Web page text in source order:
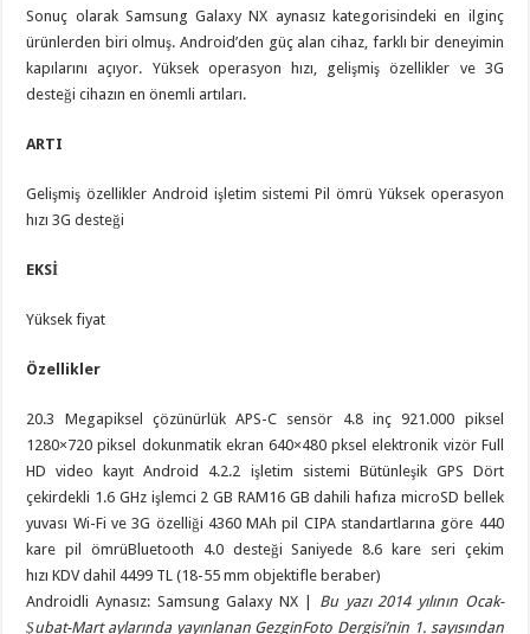
Sonuç olarak Samsung Galaxy NX aynasız kategorisindeki en ilginç
ürünlerden biri olmuş. Android’den güç alan cihaz, farklı bir deneyimin
kapılarını açıyor. Yüksek operasyon hızı, gelişmiş özellikler ve 3G
desteği cihazın en önemli artıları.
ARTI
Gelişmiş özellikler Android işletim sistemi Pil ömrü Yüksek operasyon
hızı 3G desteği
EKSİ
Yüksek fiyat
Özellikler
20.3 Megapiksel çözünürlük APS-C sensör 4.8 inç 921.000 piksel
1280×720 piksel dokunmatik ekran 640×480 pksel elektronik vizör Full
HD video kayıt Android 4.2.2 işletim sistemi Bütünleşik GPS Dört
çekirdekli 1.6 GHz işlemci 2 GB RAM16 GB dahili hafıza microSD bellek
yuvası Wi-Fi ve 3G özelliği 4360 MAh pil CIPA standartlarına göre 440
kare pil ömrüBluetooth 4.0 desteği Saniyede 8.6 kare seri çekim
hızı KDV dahil 4499 TL (18-55 mm objektifle beraber)
Androidli Aynasız: Samsung Galaxy NX | Bu yazı 2014 yılının Ocak-
Şubat-Mart aylarında yayınlanan GezginFoto Dergisi’nin 1. sayısından